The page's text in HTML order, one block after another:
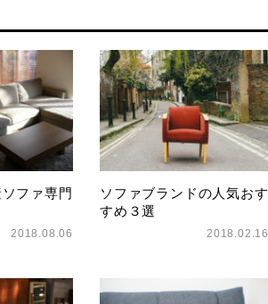
ファ専門
2018.08.06
ソファブランドの人気おす
すめ３選
2018.02.16